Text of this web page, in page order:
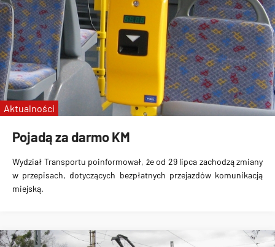
Pojadą za darmo KM
Wydział Transportu poinformował, żeod 29 lipca zachodzą zmiany
w przepisach, dotyczących bezpłatnych przejazdów komunikacją
miejską.
Aktualności